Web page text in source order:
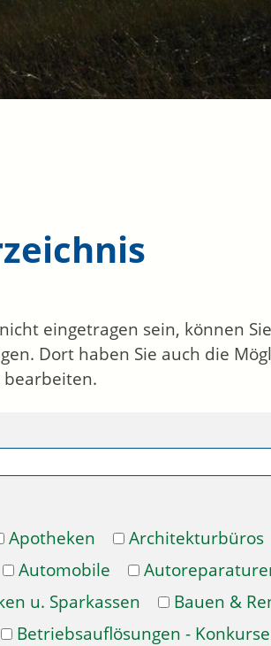
eingetragen sein, können
Dort haben Sie auch die
bearbeiten.
Apotheken Architekturbüros
Automobile
u. Sparkassen Bauen &
Betriebsauflösungen - Konkurse